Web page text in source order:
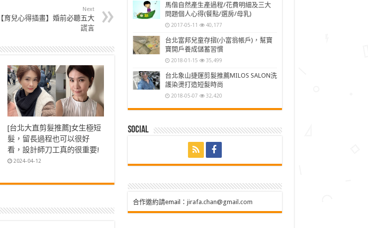
Next
【育兒心得插畫】婚前必聽五大
謊言
[台北大直剪髮推薦]女生極短
髮，留長過程也可以很好
看，設計師刀工真的很重要!
2024-04-12
馬偕自然產生產過程/花費明細及三大
問題個人心得(餐點/選房/母乳)
2017-05-11 40,177
台北富邦兒童存摺(小富翁帳戶)，幫寶
寶開戶養成儲蓄習慣
2018-01-15 35,499
台北象山捷運剪髮推薦MILOS SALON洗
護染燙打造短髮時尚
2018-05-07 32,420
Social
合作邀約請email： jirafa.chan@gmail.com